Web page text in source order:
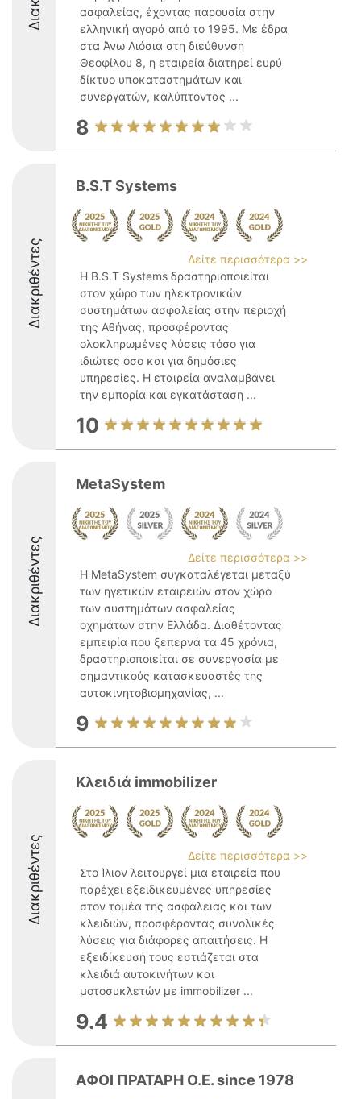
ασφαλείας, έχοντας παρουσία στην
ελληνική αγορά από το 1995. Με έδρα
στα Άνω Λιόσια στη διεύθυνση
Θεοφίλου 8, η εταιρεία διατηρεί ευρύ
δίκτυο υποκαταστημάτων και
συνεργατών, καλύπτοντας ...
8
Διακριθέντες
B.S.T Systems
Δείτε περισσότερα >>
Η B.S.T Systems δραστηριοποιείται
στον χώρο των ηλεκτρονικών
συστημάτων ασφαλείας στην περιοχή
της Αθήνας, προσφέροντας
ολοκληρωμένες λύσεις τόσο για
ιδιώτες όσο και για δημόσιες
υπηρεσίες. Η εταιρεία αναλαμβάνει
την εμπορία και εγκατάσταση ...
10
Διακριθέντες
MetaSystem
Δείτε περισσότερα >>
Η MetaSystem συγκαταλέγεται μεταξύ
των ηγετικών εταιρειών στον χώρο
των συστημάτων ασφαλείας
οχημάτων στην Ελλάδα. Διαθέτοντας
εμπειρία που ξεπερνά τα 45 χρόνια,
δραστηριοποιείται σε συνεργασία με
σημαντικούς κατασκευαστές της
αυτοκινητοβιομηχανίας, ...
9
Διακριθέντες
Κλειδιά immobilizer
Δείτε περισσότερα >>
Στο Ίλιον λειτουργεί μια εταιρεία που
παρέχει εξειδικευμένες υπηρεσίες
στον τομέα της ασφάλειας και των
κλειδιών, προσφέροντας συνολικές
λύσεις για διάφορες απαιτήσεις. Η
εξειδίκευσή τους εστιάζεται στα
κλειδιά αυτοκινήτων και
μοτοσυκλετών με immobilizer ...
9.4
ΑΦΟΙ ΠΡΑΤΑΡΗ Ο.Ε. since 1978